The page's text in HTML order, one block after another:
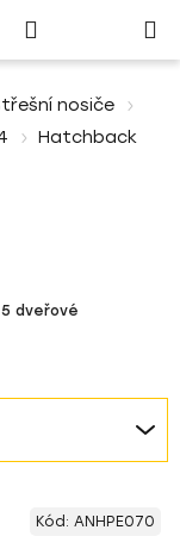
košík
nosiče
Hatchback
5 dveřové
Kód: ANHPE070